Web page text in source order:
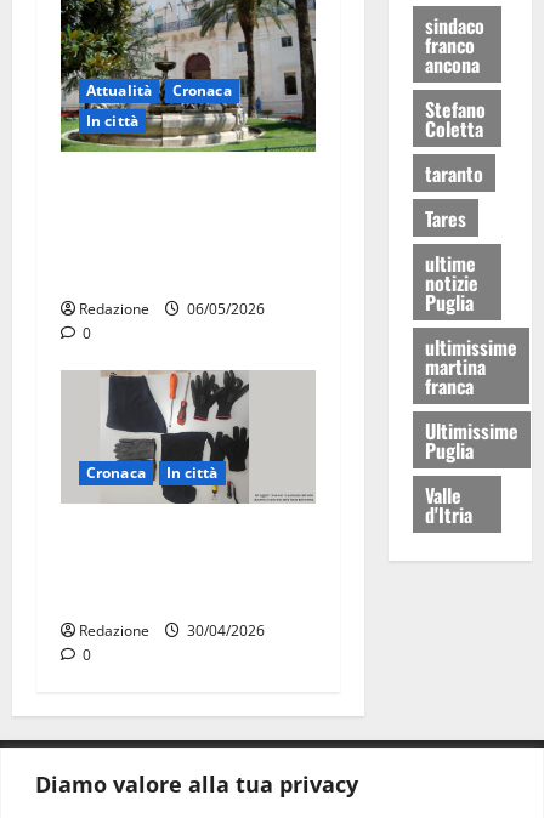
Diamo valore alla tua privacy
Attualità
Cronaca
In città
Redazione
06/05/2026
0
Cronaca In città
Redazione
30/04/2026
0
sindaco
franco
ancona
Stefano
Coletta
taranto
Tares
ultime
notizie
Puglia
ultimissime
martina
franca
Ultimissime
Puglia
Valle
d'Itria
CONTATTI.